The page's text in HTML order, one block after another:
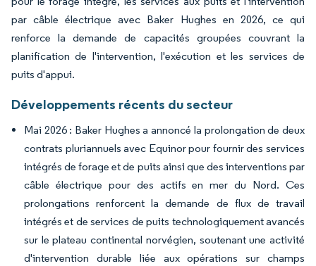
par câble électrique avec Baker Hughes en 2026, ce qui
renforce la demande de capacités groupées couvrant la
planification de l'intervention, l'exécution et les services de
puits d'appui.
Développements récents du secteur
Mai 2026 : Baker Hughes a annoncé la prolongation de deux
contrats pluriannuels avec Equinor pour fournir des services
intégrés de forage et de puits ainsi que des interventions par
câble électrique pour des actifs en mer du Nord. Ces
prolongations renforcent la demande de flux de travail
intégrés et de services de puits technologiquement avancés
sur le plateau continental norvégien, soutenant une activité
d'intervention durable liée aux opérations sur champs